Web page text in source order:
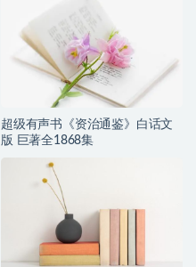
超级有声书《资治通鉴》白话文
版 巨著全1868集